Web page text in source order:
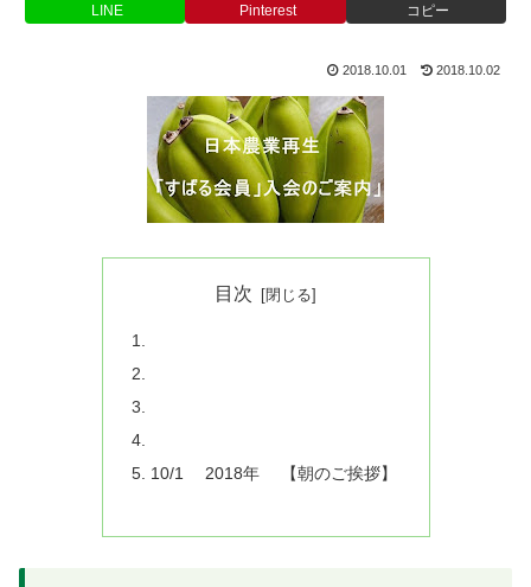
LINE Pinterest コピー
2018.10.01 2018.10.02
目次
10/1 2018年 【朝のご挨拶】